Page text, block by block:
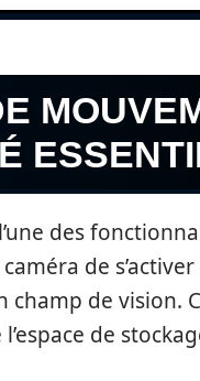
des
de
champ de vision.
de